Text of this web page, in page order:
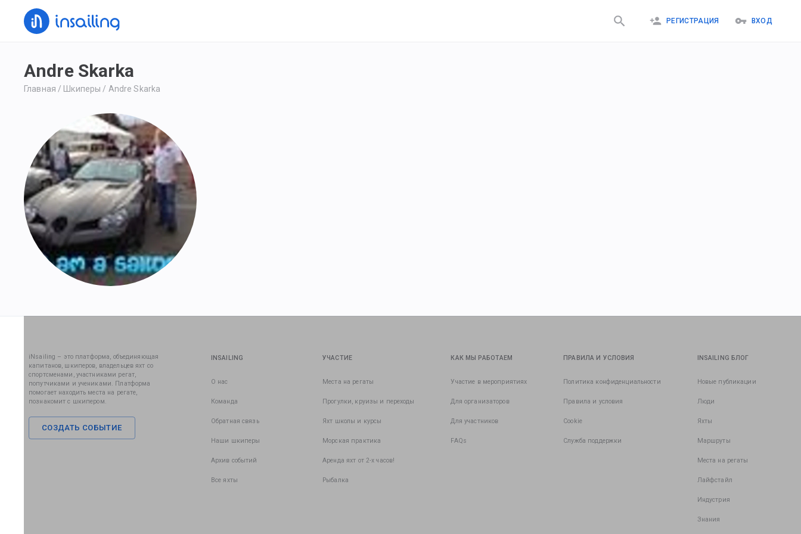
РЕГИСТРАЦИЯ ВХОД
Andre Skarka
Главная / Шкиперы / Andre Skarka
iNsailing – это платформа, объединяющая
капитанов, шкиперов, владельцев яхт со
спортсменами, участниками регат,
попутчиками и учениками. Платформа
помогает находить места на регате,
познакомит с шкипером.
СОЗДАТЬ СОБЫТИЕ
INSAILING
О нас
Команда
Обратная связь
Наши шкиперы
Архив событий
Все яхты
УЧАСТИЕ
Места на регаты
Прогулки, круизы и переходы
Яхт школы и курсы
Морская практика
Аренда яхт от 2-х часов!
Рыбалка
КАК МЫ РАБОТАЕМ
Участие в мероприятиях
Для организаторов
Для участников
FAQs
ПРАВИЛА И УСЛОВИЯ
Политика конфиденциальности
Правила и условия
Cookie
Служба поддержки
INSAILING БЛОГ
Новые публикации
Люди
Яхты
Маршруты
Места на регаты
Лайфстайл
Индустрия
Знания